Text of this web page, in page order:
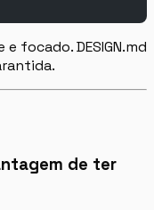
e focado. DESIGN.md
de ter